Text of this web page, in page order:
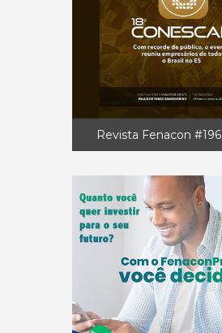
Revista Fenacon #196